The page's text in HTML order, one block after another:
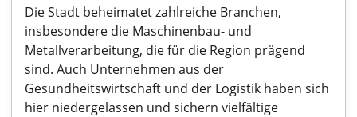
Die Stadt beheimatet zahlreiche Branchen,
insbesondere die Maschinenbau- und
Metallverarbeitung, die für die Region prägend
sind. Auch Unternehmen aus der
Gesundheitswirtschaft und der Logistik haben sich
hier niedergelassen und sichern vielfältige